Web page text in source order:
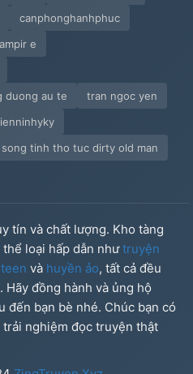
canphonghanhphuc
e
duong au te
tran ngoc yen
song tinh tho tuc dirty old man
tín và chất lượng. Kho tàng
loại hấp dẫn nhưtruyện
và huyền ảo, tất cả đều
đồng hành và ủng hộ
đến bạn bè nhé. Chúc bạn có
nghiệm đọc truyện thật